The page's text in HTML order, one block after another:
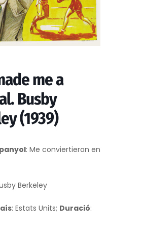
me a
Busby
(1939)
: Me conviertieron en
Berkeley
: Estats Units; Duració: